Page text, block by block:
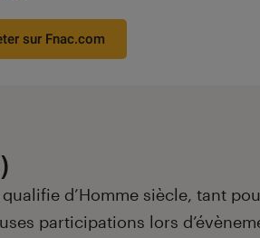
sur Fnac.com
d’Homme siècle, tant
participations lors